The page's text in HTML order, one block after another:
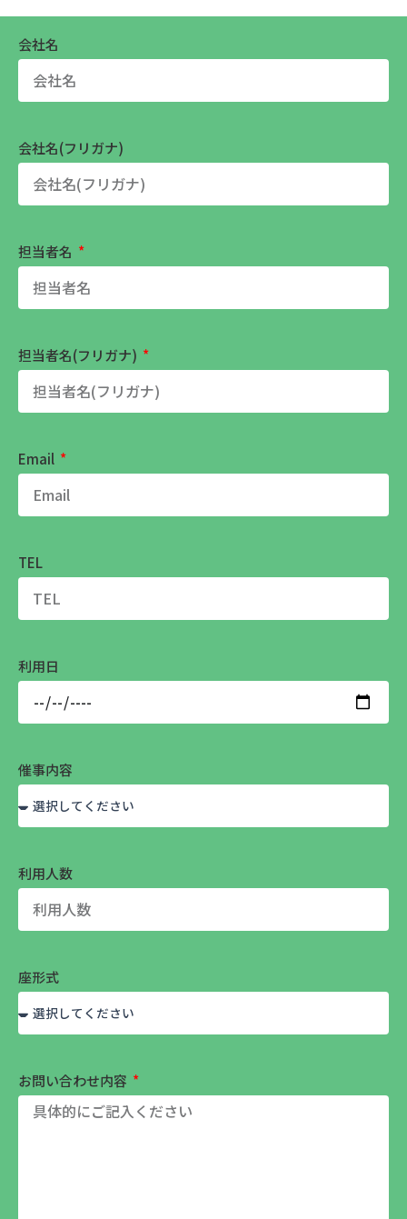
会社名
会社名(フリガナ)
担当者名
担当者名(フリガナ)
Email
TEL
利用日
催事内容
利用人数
座形式
お問い合わせ内容